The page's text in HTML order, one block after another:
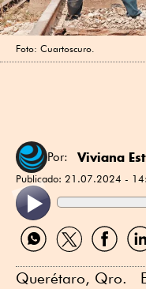
Foto: Cuartoscuro.
Por: Viviana
Publicado: 21.07.2024 -
Compartir
por
Compartir
por
Compartir
por
por
Querétaro, Qro.